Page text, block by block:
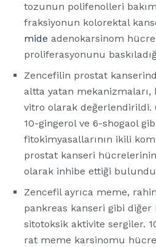
tozunun polifenolleri
fraksiyonun kolorektal
mide adenokarsinom
proliferasyonunu
Zencefilin prostat
altta yatan
vitro olarak değerlendirildi.
10-gingerol ve 6-shogaol
fitokimyasallarının ikili
prostat kanseri
olarak inhibe ettiği
Zencefil ayrıca meme,
pankreas kanseri gibi diğer
sitotoksik aktivite sergiler.
rat meme karsinomu